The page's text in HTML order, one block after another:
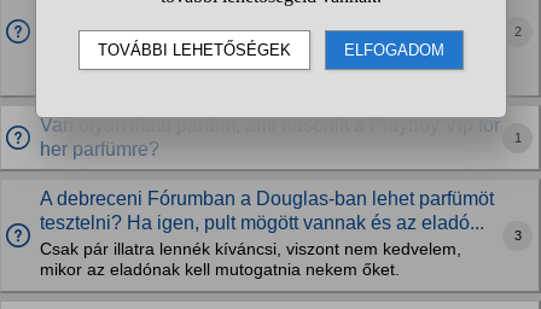
sajnos már 15 éve nem gyártják .. esetleg tud valaki olyan
parfümrol ami nagyon nagyon hasonlít rá? Válaszokat előre
is köszönöm
2
Van olyan illatú parfüm, ami hasonlít a Playboy Vip for
her parfümre?
1
A debreceni Fórumban a Douglas-ban lehet parfümöt
tesztelni? Ha igen, pult mögött vannak és az eladó...
Csak pár illatra lennék kíváncsi, viszont nem kedvelem,
mikor az eladónak kell mutogatnia nekem őket.
3